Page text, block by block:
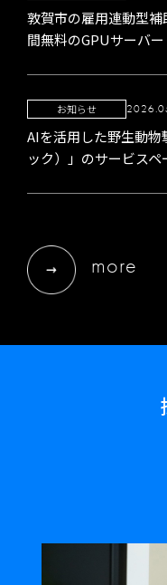
敦賀市の雇用連動型
間無料のGPUサーバ
お知らせ
AIを活用した野生動物
ック）」のサービスペ
more